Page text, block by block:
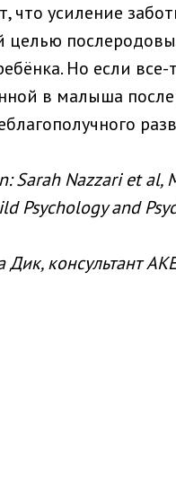
что усиление
Но если
в малыша
Sarah Nazzari et
Psychology and
Дик, консультант